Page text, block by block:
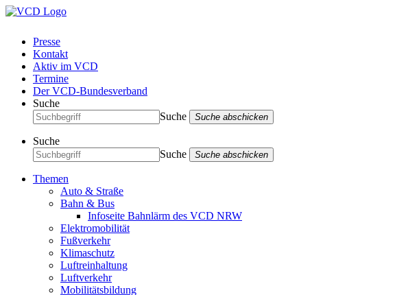
Presse
Kontakt
Aktiv im VCD
Termine
Der VCD-Bundesverband
Suche
Suche
Suche abschicken
Suche
Suche
Suche abschicken
Themen
Auto & Straße
Bahn & Bus
Infoseite Bahnlärm des VCD NRW
Elektromobilität
Fußverkehr
Klimaschutz
Luftreinhaltung
Luftverkehr
Mobilitätsbildung